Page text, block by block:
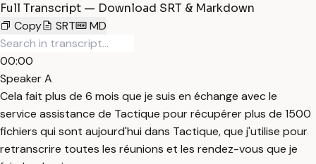
Full Transcript — Download SRT & Markdown
Copy
SRT MD
00:00
Speaker A
Cela fait plus de 6 mois que je suis en échange avec le
service assistance de Tactique pour récupérer plus de 1500
fichiers qui sont aujourd'hui dans Tactique, que j'utilise pour
retranscrire toutes les réunions et les rendez-vous que je